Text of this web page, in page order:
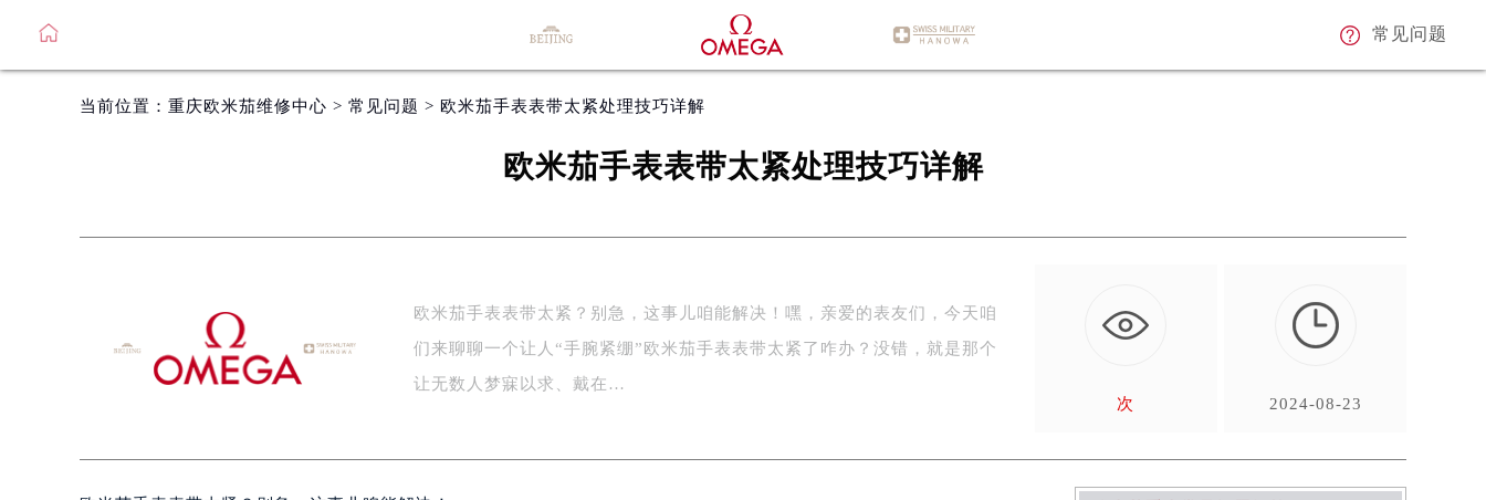
常见问题
当前位置： 重庆欧米茄维修中心 > 常见问题 > 欧米茄手表表带太紧处理技巧详解
欧米茄手表表带太紧处理技巧详解
欧米茄手表表带太紧？别急，这事儿咱能解决！嘿，亲爱的表友们，今天咱
们来聊聊一个让人“手腕紧绷”欧米茄手表表带太紧了咋办？没错，就是那个
让无数人梦寐以求、戴在…
次
2024-08-23